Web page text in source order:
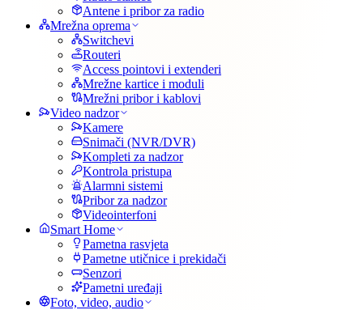
Antene i pribor za radio
Mrežna oprema
Switchevi
Routeri
Access pointovi i extenderi
Mrežne kartice i moduli
Mrežni pribor i kablovi
Video nadzor
Kamere
Snimači (NVR/DVR)
Kompleti za nadzor
Kontrola pristupa
Alarmni sistemi
Pribor za nadzor
Videointerfoni
Smart Home
Pametna rasvjeta
Pametne utičnice i prekidači
Senzori
Pametni uređaji
Foto, video, audio